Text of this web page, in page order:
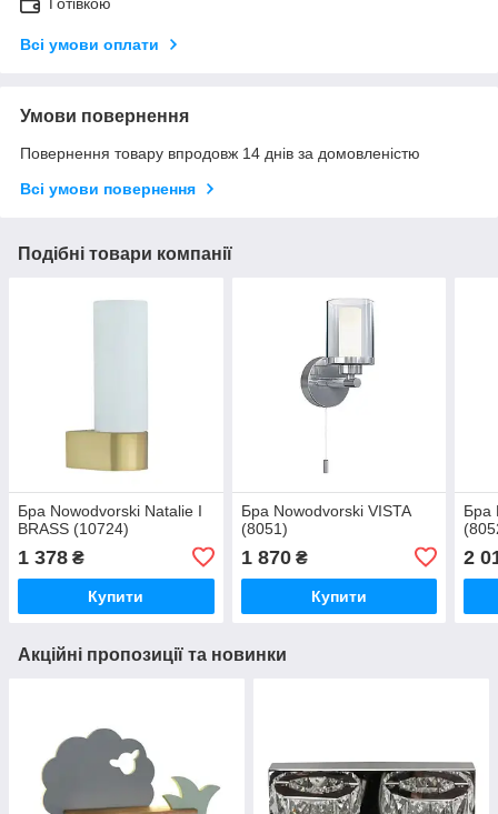
Всі умови оплати
Умови повернення
Повернення товару впродовж 14 днів за домовленістю
Всі умови повернення
Подібні товари компанії
Бра Nowodvorski Natalie I
BRASS (10724)
1 378 ₴
Купити
Бра Nowodvorski VISTA
(8051)
1 870₴
Купити
Бра
2
Акційні пропозиції та новинки